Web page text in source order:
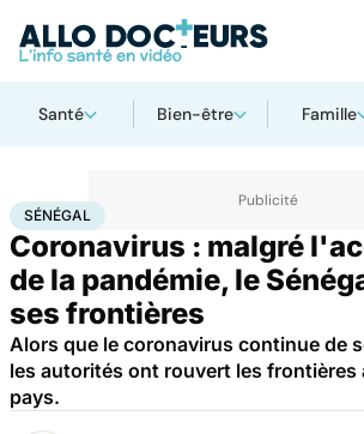
Santé Bien-être Famille
AccueilSanté Maladies infectieuses
SÉNÉGAL
Coronavirus : malgré
de la pandémie, le
ses frontières
Alors que le coronavirus continue de
les autorités ont rouvert les frontières
pays.